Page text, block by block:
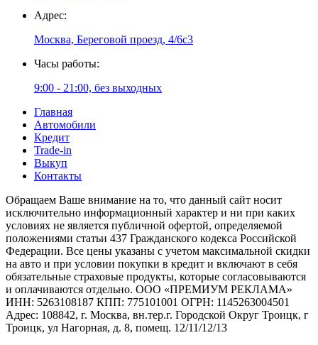
Адрес:
Москва, Береговой проезд, 4/6с3
Часы работы:
9:00 - 21:00, без выходных
Главная
Автомобили
Кредит
Trade-in
Выкуп
Контакты
Обращаем Ваше внимание на то, что данный сайт носит
исключительно информационный характер и ни при каких
условиях не является публичной офертой, определяемой
положениями статьи 437 Гражданского кодекса Российской
Федерации. Все цены указаны с учетом максимальной скидки
на авто и при условии покупки в кредит и включают в себя
обязательные страховые продукты, которые согласовываются
и оплачиваются отдельно. ООО «ПРЕМИУМ РЕКЛАМА»
ИНН: 5263108187 КПП: 775101001 ОГРН: 1145263004501
Адрес: 108842, г. Москва, вн.тер.г. Городской Округ Троицк, г
Троицк, ул Нагорная, д. 8, помещ. 12/11/12/13